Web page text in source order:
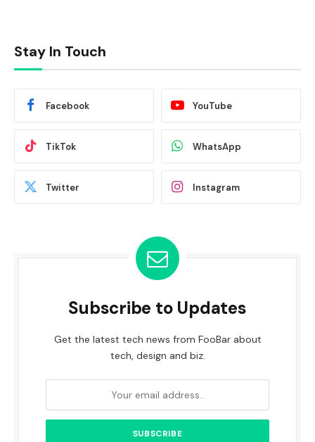
Stay In Touch
Facebook YouTube
TikTok WhatsApp
Twitter Instagram
Subscribe to Updates
Get the latest tech news from FooBar about
tech, design and biz.